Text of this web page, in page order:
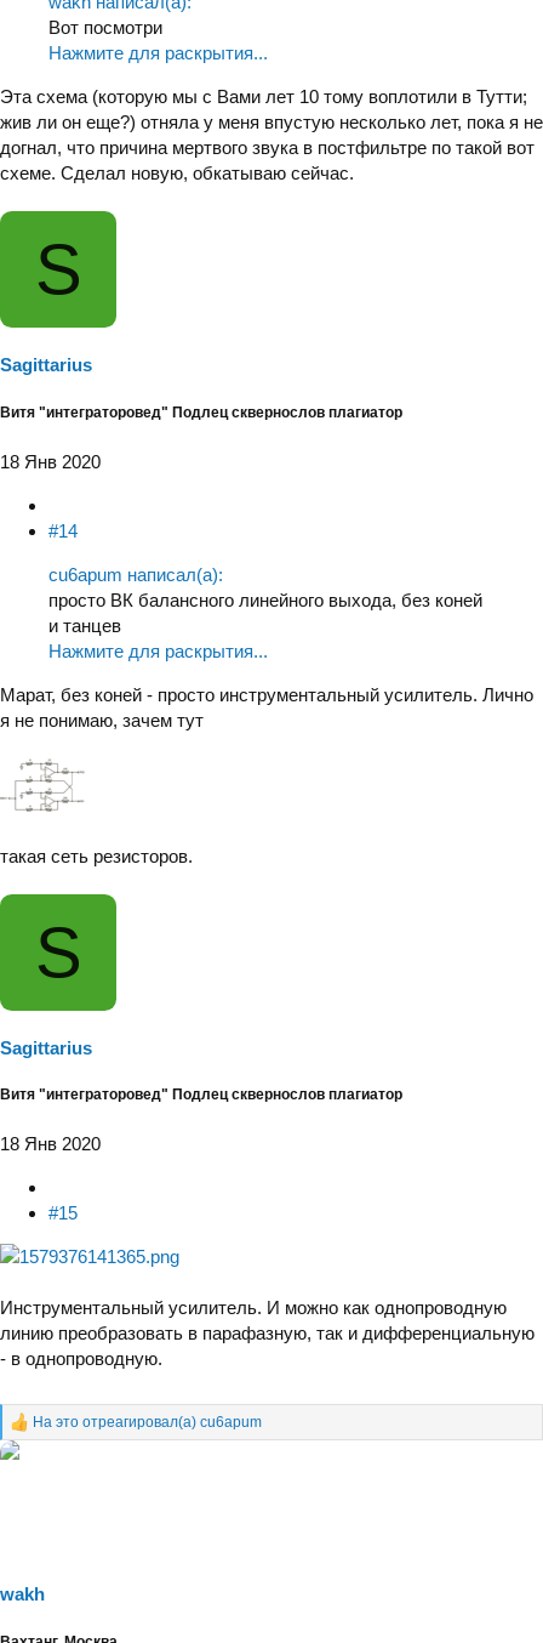
Вот посмотри
Нажмите для раскрытия...
Эта схема (которую мы с Вами лет 10 тому воплотили в Тутти;
жив ли он еще?) отняла у меня впустую несколько лет, пока я не
догнал, что причина мертвого звука в постфильтре по такой вот
схеме. Сделал новую, обкатываю сейчас.
S
Sagittarius
Витя "интеграторовед" Подлец сквернослов плагиатор
18 Янв 2020
#14
cu6apum написал(а):
просто ВК балансного линейного выхода, без коней
и танцев
Нажмите для раскрытия...
Марат, без коней - просто инструментальный усилитель. Лично
я не понимаю, зачем тут
такая сеть резисторов.
S
Sagittarius
Витя "интеграторовед" Подлец сквернослов плагиатор
18 Янв 2020
#15
Инструментальный усилитель. И можно как однопроводную
линию преобразовать в парафазную, так и дифференциальную
- в однопроводную.
Р
е
На это отреагировал(а) cu6apum
wakh